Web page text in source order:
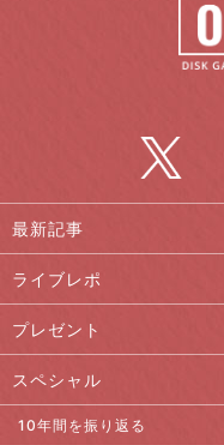
最新記事
ライブレポ
プレゼント
スペシャル
10年間を振り返る